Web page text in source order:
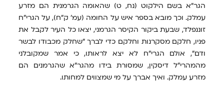
הגר"א בשם הילקוט (נח, ט) שהאומה הגרמנית הם מזרע
עמלק. וכך מובא בספר איש על החומה (עמ' ק"ח), על הגרי"ח
זוננפלד, שבעת ביקור הקיסר הגרמני, יצאו כל העיר לקבל את
פניו, חלקם מסקרנות וחלקם כדי לברך "שחלק מכבודו לבשר
ודם", אולם הגרי"ח לא יצא לראותו, כי אמר שמקובלני
מהמהרי"ל דיסקין, שמסורת בידו מהגר"א שהגרמנים הם
מזרע עמלק. ואיך אברך על מי שמצווים למחותו.